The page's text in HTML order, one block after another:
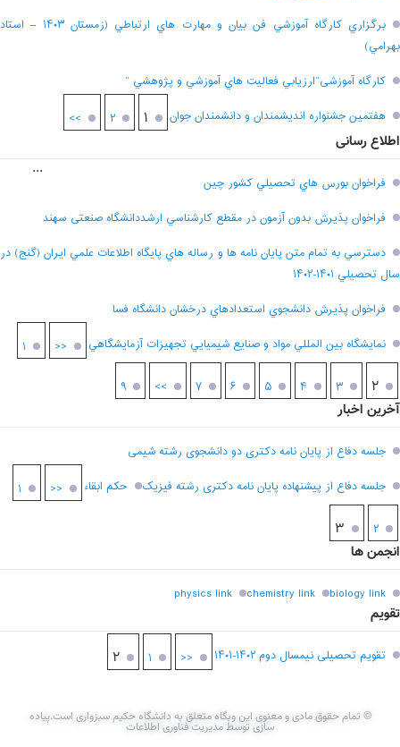
برگزاري کارگاه آموزشي فن بيان و مهارت هاي ارتباطي (زمستان ۱۴۰۳ – استاد
بهرامي)
کارگاه آموزشی”ارزيابي فعاليت هاي آموزشي و پژوهشي “
هفتمين جشنواره انديشمندان و دانشمندان جوان
۱ ۲ >>
اطلاع رسانی
فراخوان بورس هاي تحصيلي کشور چين
فراخوان پذيرش بدون آزمون در مقطع کارشناسي ارشددانشگاه صنعتی سهند
دسترسي به تمام متن پايان نامه ها و رساله هاي پايگاه اطلاعات علمي ايران (گنج) در
سال تحصيلي ۱۴۰۱-۱۴۰۲
فراخوان پذيرش دانشجوي استعدادهاي درخشان دانشگاه فسا
نمايشگاه بين المللي مواد و صنايع شيميايي تجهيزات آزمايشگاهي
<< ۱
۲ ۳ ۴ ۵ ۶ ۷
...
۹ >>
آخرین اخبار
جلسه دفاع از پایان نامه دکتری دو دانشجوی رشته شیمی
جلسه دفاع از پیشنهاده پایان نامه دکتری رشته فیزیک
حکم ابقاء << ۱
۲ ۳
انجمن ها
biology link
chemistry link
physics link
تقویم
تقویم تحصیلی نیمسال دوم ۱۴۰۲-۱۴۰۱ << ۱ ۲
© تمام حقوق مادی و معنوی این وبگاه متعلق به دانشگاه حکیم سبزواری است.پیاده
سازی توسط مدیریت فناوری اطلاعات